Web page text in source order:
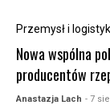
Przemysł i
Nowa wspólna
producentów
Anastazja Lach - 7